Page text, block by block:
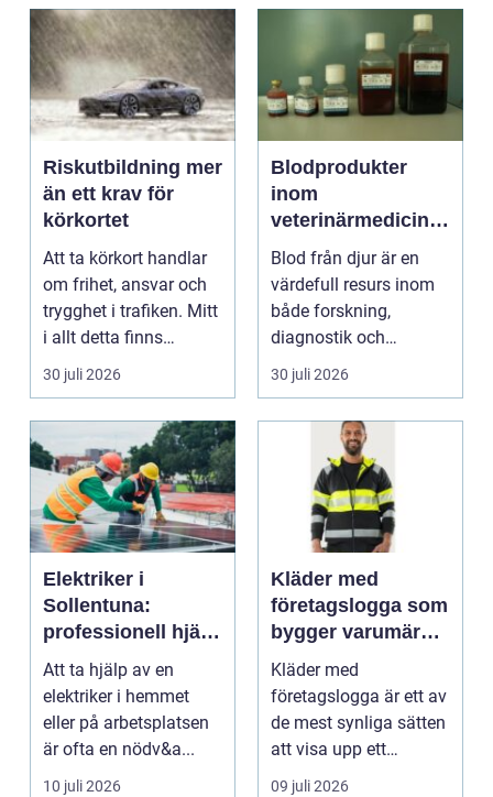
Riskutbildning mer
än ett krav för
körkortet
Att ta körkort handlar
om frihet, ansvar och
trygghet i trafiken. Mitt
i allt detta finns
riskutbild...
30 juli 2026
Blodprodukter
inom
veterinärmedicin
funktion, kvalitet
och användning
Blod från djur är en
värdefull resurs inom
både forskning,
diagnostik och
veterinärmedicin. När
blod...
30 juli 2026
Elektriker i
Sollentuna:
professionell hjälp
när du behöver det
Att ta hjälp av en
elektriker i hemmet
eller på arbetsplatsen
är ofta en nödv&a...
10 juli 2026
Kläder med
företagslogga som
bygger varumärke
i vardagen
Kläder med
företagslogga är ett av
de mest synliga sätten
att visa upp ett
varum...
09 juli 2026